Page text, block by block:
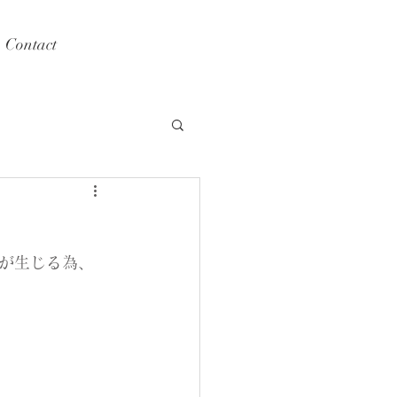
Contact
生じる為、